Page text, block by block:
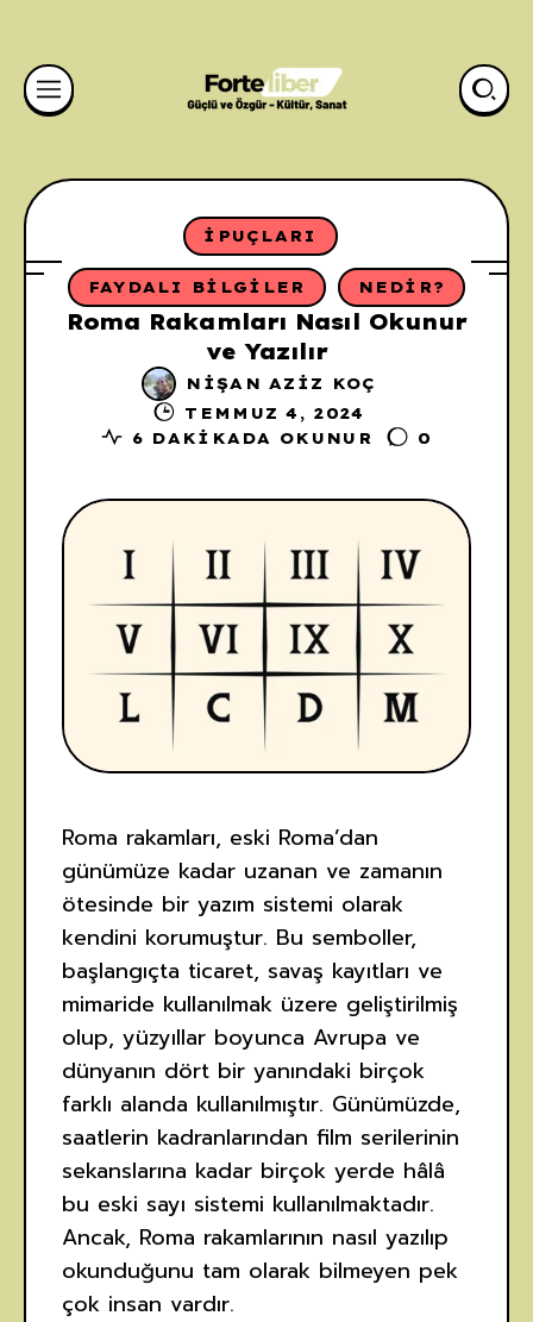
İPUÇLARI
FAYDALI BILGILER NEDIR?
Roma Rakamları Nasıl Okunur
ve Yazılır
NIŞAN AZIZ KOÇ
TEMMUZ 4, 2024
6 DAKIKADA OKUNUR
0
Roma rakamları, eski Roma’dan
günümüze kadar uzanan ve zamanın
ötesinde bir yazım sistemi olarak
kendini korumuştur. Bu semboller,
başlangıçta ticaret, savaş kayıtları ve
mimaride kullanılmak üzere geliştirilmiş
olup, yüzyıllar boyunca Avrupa ve
dünyanın dört bir yanındaki birçok
farklı alanda kullanılmıştır. Günümüzde,
saatlerin kadranlarından film serilerinin
sekanslarına kadar birçok yerde hâlâ
bu eski sayı sistemi kullanılmaktadır.
Ancak, Roma rakamlarının nasıl yazılıp
okunduğunu tam olarak bilmeyen pek
çok insan vardır.